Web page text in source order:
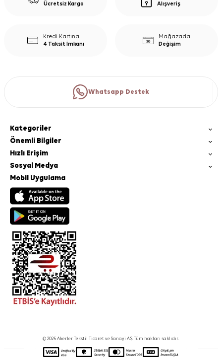
Ücretsiz Kargo
Alışveriş
Kredi Kartına
4 Taksit İmkanı
Mağazada
Değişim
Whatsapp Destek
Kategoriler
Önemli Bilgiler
Hızlı Erişim
Sosyal Medya
Mobil Uygulama
© 2025 Akerler Tekstil Ticaret ve Sanayi A.Ş. Tüm hakları saklıdır.